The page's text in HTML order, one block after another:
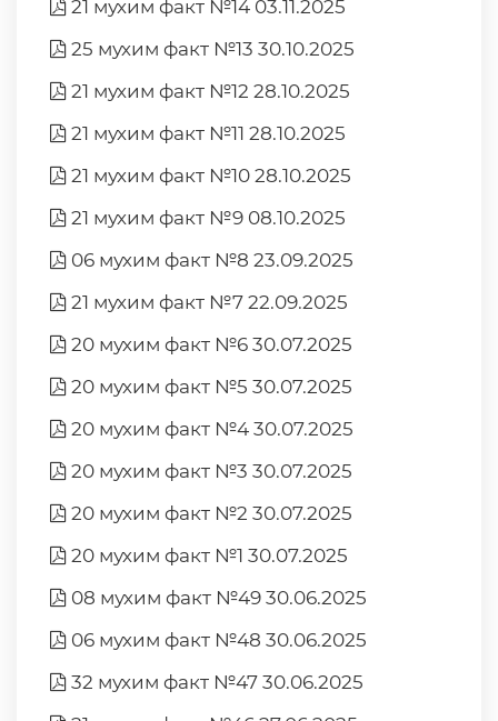
21 мухим факт №14 03.11.2025
25 мухим факт №13 30.10.2025
21 мухим факт №12 28.10.2025
21 мухим факт №11 28.10.2025
21 мухим факт №10 28.10.2025
21 мухим факт №9 08.10.2025
06 мухим факт №8 23.09.2025
21 мухим факт №7 22.09.2025
20 мухим факт №6 30.07.2025
20 мухим факт №5 30.07.2025
20 мухим факт №4 30.07.2025
20 мухим факт №3 30.07.2025
20 мухим факт №2 30.07.2025
20 мухим факт №1 30.07.2025
08 мухим факт №49 30.06.2025
06 мухим факт №48 30.06.2025
32 мухим факт №47 30.06.2025